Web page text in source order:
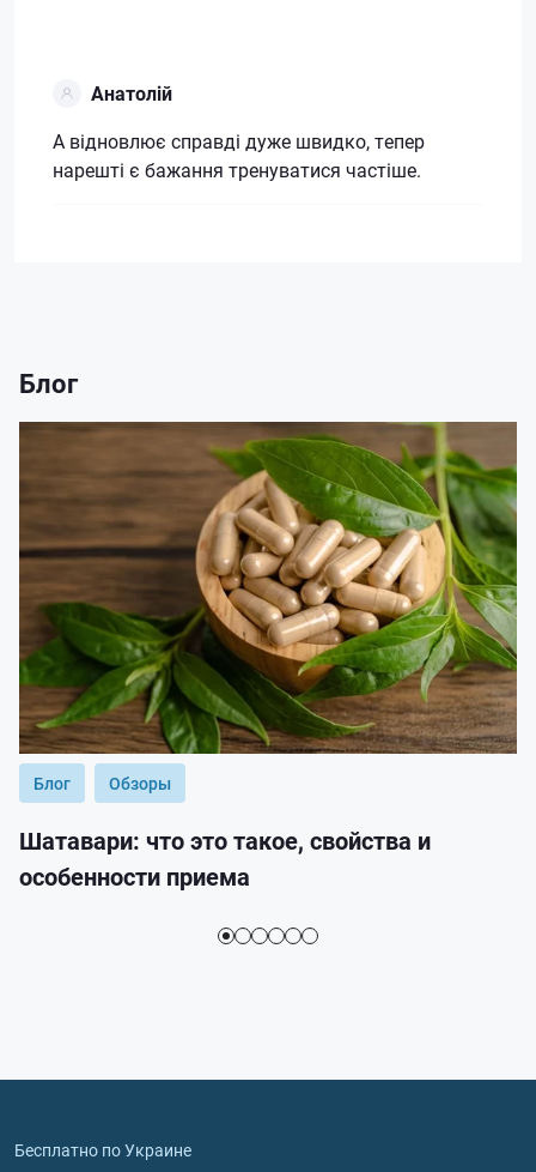
Анатолій
А відновлює справді дуже швидко, тепер
нарешті є бажання тренуватися частіше.
Блог
Блог Обзоры
Шатавари: что это такое, свойства и
особенности приема
Бесплатно по Украине